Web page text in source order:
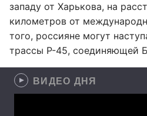
западу от Харькова, на
километров от
того, россияне могут
трассы Р-45, соединяющей
ВИДЕО ДНЯ